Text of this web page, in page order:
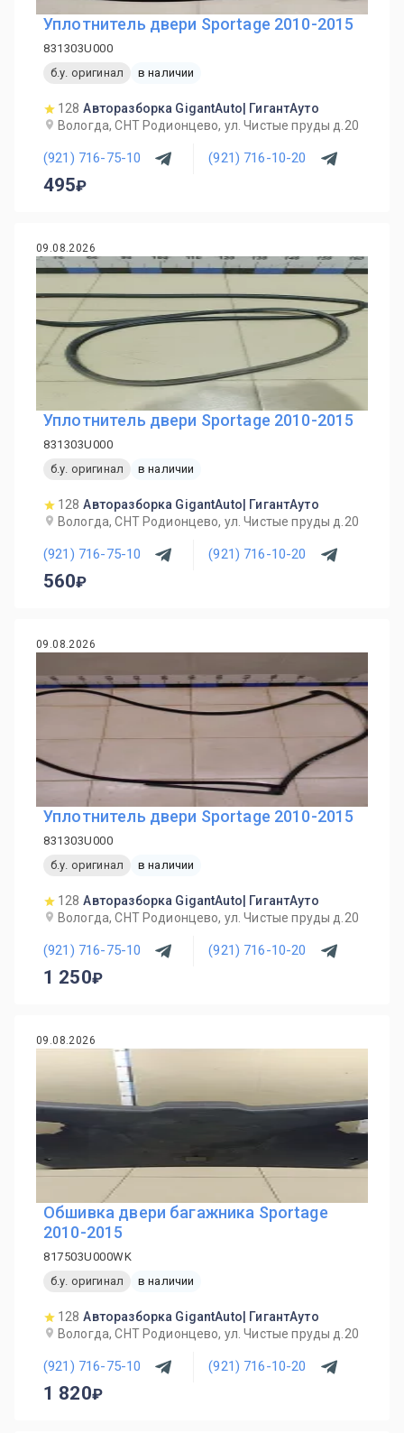
Уплотнитель двери Sportage 2010-2015
831303U000
б.у. оригинал
в наличии
128 Авторазборка GigantAuto| ГигантАуто
Вологда, СНТ Родионцево, ул. Чистые пруды д.20
(921) 716-75-10 (921) 716-10-20
495
09.08.2026
Уплотнитель двери Sportage 2010-2015
831303U000
б.у. оригинал
в наличии
128 Авторазборка GigantAuto| ГигантАуто
Вологда, СНТ Родионцево, ул. Чистые пруды д.20
(921) 716-75-10 (921) 716-10-20
560
09.08.2026
Уплотнитель двери Sportage 2010-2015
831303U000
б.у. оригинал
в наличии
128 Авторазборка GigantAuto| ГигантАуто
Вологда, СНТ Родионцево, ул. Чистые пруды д.20
(921) 716-75-10 (921) 716-10-20
1 250
09.08.2026
Обшивка двери багажника Sportage
2010-2015
817503U000WK
б.у. оригинал
в наличии
128 Авторазборка GigantAuto| ГигантАуто
Вологда, СНТ Родионцево, ул. Чистые пруды д.20
(921) 716-75-10 (921) 716-10-20
1 820